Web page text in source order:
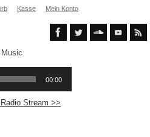
Kasse Mein Konto
Music
Stream >>